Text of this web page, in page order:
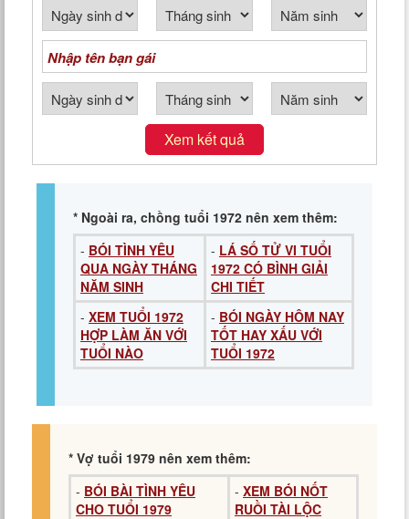
Xem kết quả
* Ngoài ra, chồng tuổi 1972 nên xem thêm:
- BÓI TÌNH YÊU
QUA NGÀY THÁNG
NĂM SINH
- LÁ SỐ TỬ VI TUỔI
1972 CÓ BÌNH GIẢI
CHI TIẾT
- XEM TUỔI 1972
HỢP LÀM ĂN VỚI
TUỔI NÀO
- BÓI NGÀY HÔM NAY
TỐT HAY XẤU VỚI
TUỔI 1972
* Vợ tuổi 1979 nên xem thêm:
- BÓI BÀI TÌNH YÊU
CHO TUỔI 1979
- XEM BÓI NỐT
RUỒI TÀI LỘC